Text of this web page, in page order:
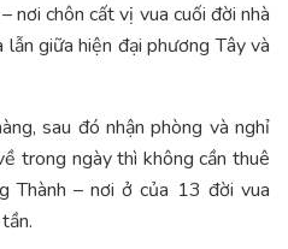
nơi chôn cất vị vua cuối đời nhà
giữa hiện đại phương Tây và
sau đó nhận phòng và nghỉ
trong ngày thì không cần thuê
Thành – nơi ở của 13 đời vua